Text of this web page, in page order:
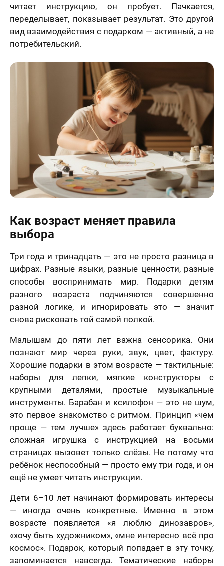
читает инструкцию, он пробует. Пачкается,
переделывает, показывает результат. Это другой
вид взаимодействия с подарком — активный, а не
потребительский.
Как возраст меняет правила
выбора
Три года и тринадцать — это не просто разница в
цифрах. Разные языки, разные ценности, разные
способы воспринимать мир. Подарки детям
разного возраста подчиняются совершенно
разной логике, и игнорировать это — значит
снова рисковать той самой полкой.
Малышам до пяти лет важна сенсорика. Они
познают мир через руки, звук, цвет, фактуру.
Хорошие подарки в этом возрасте — тактильные:
наборы для лепки, мягкие конструкторы с
крупными деталями, простые музыкальные
инструменты. Барабан и ксилофон — это не шум,
это первое знакомство с ритмом. Принцип «чем
проще — тем лучше» здесь работает буквально:
сложная игрушка с инструкцией на восьми
страницах вызовет только слёзы. Не потому что
ребёнок неспособный — просто ему три года, и он
ещё не умеет читать инструкции.
Дети 6–10 лет начинают формировать интересы
— иногда очень конкретные. Именно в этом
возрасте появляется «я люблю динозавров»,
«хочу быть художником», «мне интересно всё про
космос». Подарок, который попадает в эту точку,
запоминается навсегда. Тематические наборы